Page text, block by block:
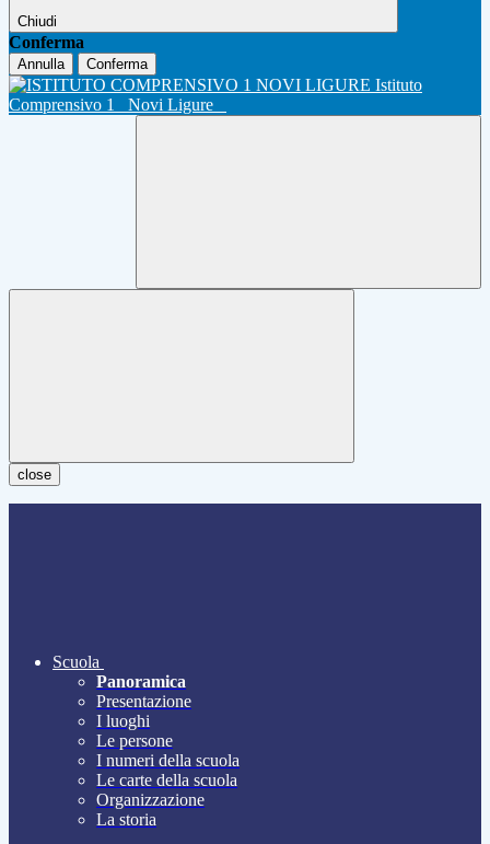
Chiudi
Conferma
Annulla Conferma
Istituto
Comprensivo 1
Novi Ligure
close
Scuola
Panoramica
Presentazione
I luoghi
Le persone
I numeri della scuola
Le carte della scuola
Organizzazione
La storia